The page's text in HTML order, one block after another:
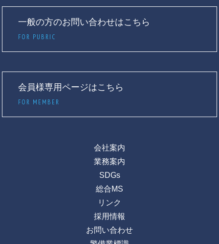
一般の方のお問い合わせはこちら
FOR PUBRIC
会員様専用ページはこちら
FOR MEMBER
会社案内
業務案内
SDGs
総合MS
リンク
採用情報
お問い合わせ